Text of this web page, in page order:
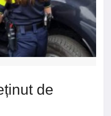
de